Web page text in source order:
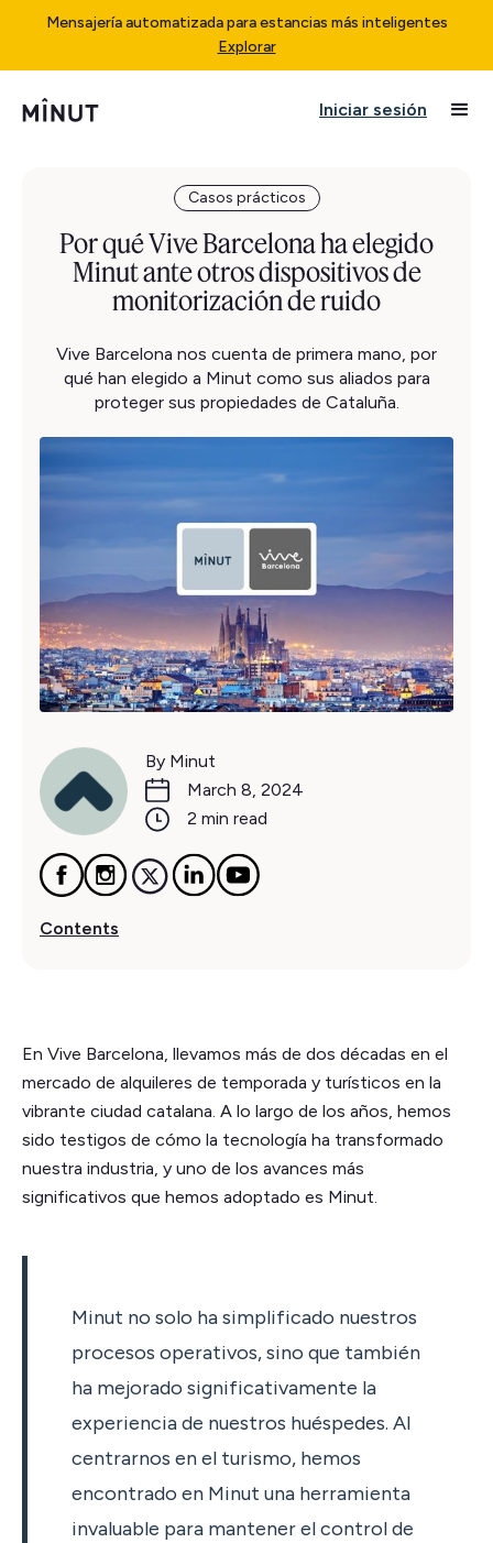
Mensajería automatizada para estancias más inteligentes
Explorar
Iniciar sesión
Casos prácticos
Por qué Vive Barcelona ha elegido
Minut ante otros dispositivos de
monitorización de ruido
Vive Barcelona nos cuenta de primera mano, por
qué han elegido a Minut como sus aliados para
proteger sus propiedades de Cataluña.
By Minut
March 8, 2024
2 min read
Contents
En Vive Barcelona, llevamos más de dos décadas en el
mercado de alquileres de temporada y turísticos en la
vibrante ciudad catalana. A lo largo de los años, hemos
sido testigos de cómo la tecnología ha transformado
nuestra industria, y uno de los avances más
significativos que hemos adoptado es Minut.
Minut no solo ha simplificado nuestros
procesos operativos, sino que también
ha mejorado significativamente la
experiencia de nuestros huéspedes. Al
centrarnos en el turismo, hemos
encontrado en Minut una herramienta
invaluable para mantener el control de